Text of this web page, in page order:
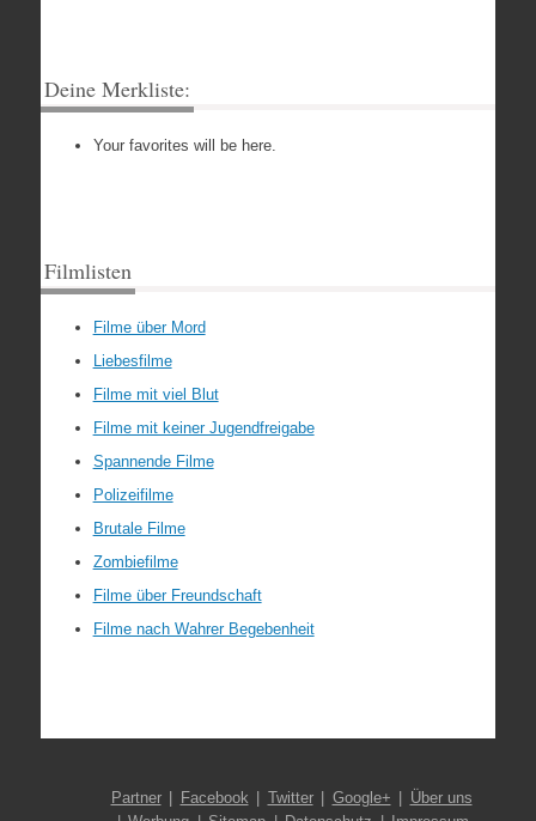
Deine Merkliste:
Your favorites will be here.
Filmlisten
Filme über Mord
Liebesfilme
Filme mit viel Blut
Filme mit keiner Jugendfreigabe
Spannende Filme
Polizeifilme
Brutale Filme
Zombiefilme
Filme über Freundschaft
Filme nach Wahrer Begebenheit
Partner Facebook Twitter Google+
Über uns